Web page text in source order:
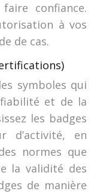
confiance.
à vos
de cas.
symboles qui
et de la
les badges
d’activité, en
normes que
la validité des
de manière